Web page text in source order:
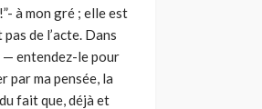
à mon gré ; elle est
de l’acte. Dans
— entendez-le pour
par ma pensée, la
fait que, déjà et